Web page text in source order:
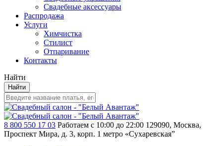
Свадебные аксессуары
Распродажа
Услуги
Химчистка
Стилист
Отпаривание
Контакты
Найти
Найти
8 800 550 17 03 Работаем с 10:00 до 22:00 129090, Москва,
Проспект Мира, д. 3, корп. 1 метро «Сухаревская”